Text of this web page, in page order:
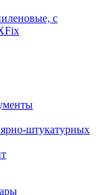
с
штукатурных